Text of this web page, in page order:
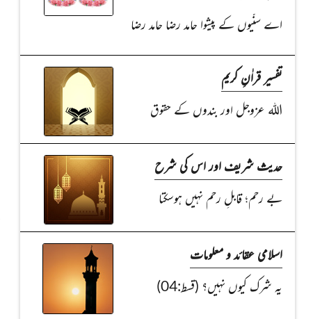
اے سنّیوں کے پیشوا حامد رضا حامد رضا
تفسیر قراٰنِ کریم
اللہ عزوجل اور بندوں کے حقوق
حدیث شریف اور اس کی شرح
بے رحم؛ قابلِ رحم نہیں ہوسکتا
اسلامی عقائد و معلومات
یہ شرک کیوں نہیں؟ (قسط:04)